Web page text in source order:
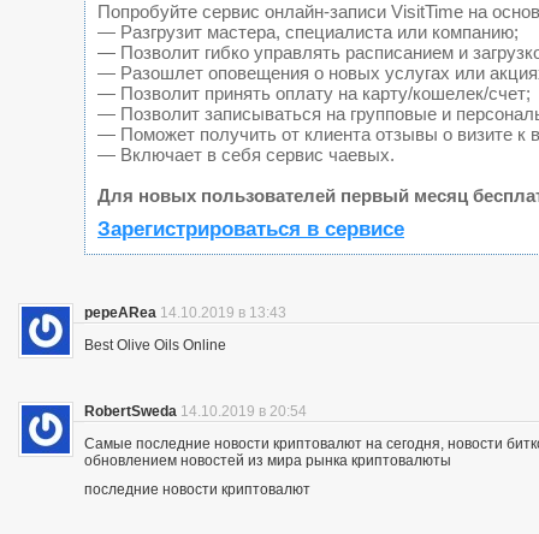
Попробуйте сервис онлайн-записи VisitTime на
— Разгрузит мастера, специалиста или компанию;
— Позволит гибко управлять расписанием и
— Разошлет оповещения о новых услугах или
— Позволит принять оплату на карту/кошелек/счет;
— Позволит записываться на групповые и
— Поможет получить от клиента отзывы о визите к
— Включает в себя сервис чаевых.
Для новых пользователей первый месяц
Зарегистрироваться в сервисе
pepeARea 14.10.2019 в 13:43
Best Olive Oils Online
RobertSweda 14.10.2019 в 20:54
Самые последние новости криптовалют на сегодня, новости
обновлением новостей из мира рынка криптовалюты
последние новости криптовалют